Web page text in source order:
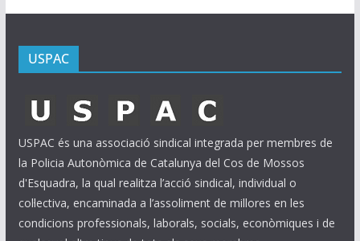
USPAC
USPAC és una associació sindical integrada per membres de
la Policia Autonòmica de Catalunya del Cos de Mossos
d'Esquadra, la qual realitza l’acció sindical, individual o
col·lectiva, encaminada a l’assoliment de millores en les
condicions professionals, laborals, socials, econòmiques i de